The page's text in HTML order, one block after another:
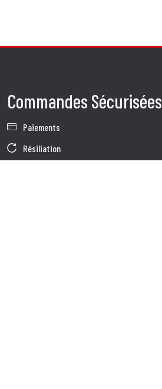
Commandes Sécurisées
Paiements
Résiliation